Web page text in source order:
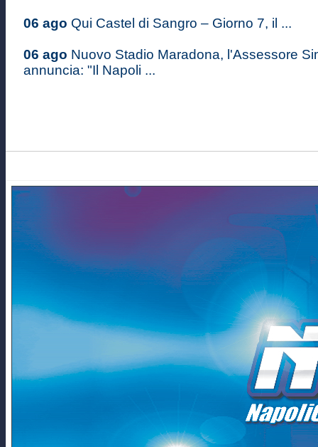
06 ago Qui Castel di Sangro – Giorno 7, il ...
06 ago Nuovo Stadio Maradona, l'Assessore
annuncia: "Il Napoli ...